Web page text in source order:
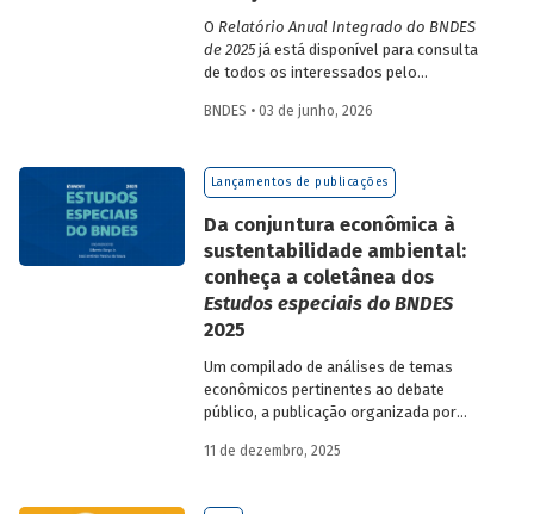
O Relatório Anual Integrado do BNDES
de 2025já está disponível para consulta
de todos os interessados pelo
sua prestação de contas. O documento
principais resultados, os impactos de sua
atuação no ano, e mostra como o BNDES
consistente e sólida, mesmo diante de
cenários desafiadores.
BNDES • 03 de junho, 2026
Lançamentos de publicações
Da conjuntura econômica à
sustentabilidade ambiental:
conheça a coletânea dos
Estudos especiais do BNDES
2025
Um compilado de análises de temas
econômicos pertinentes ao debate
público, a publicação organizada por
Souza, economistas do BNDES, reúne 25
BNDES
11 de dezembro, 2025